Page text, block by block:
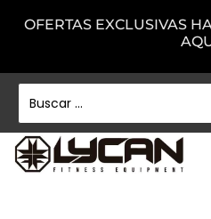
OFERTAS EXCLUSIVAS